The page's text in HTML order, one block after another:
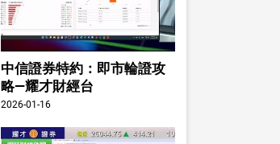
中信證券特約：即市輪證攻
略—耀才財經台
2026-01-16